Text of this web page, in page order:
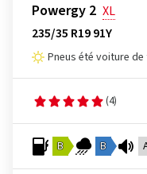
Powergy 2 XL
235/35 R19 91Y
Pneus été voiture
(4)
B B